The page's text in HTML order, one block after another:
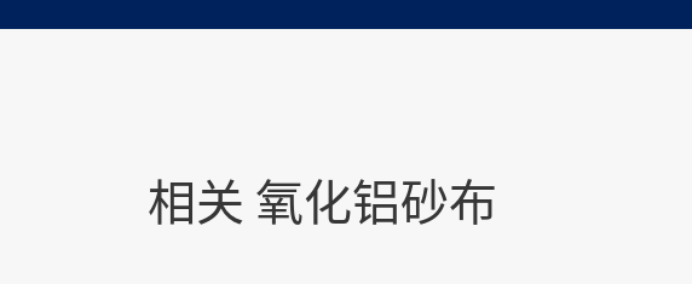
相关 氧化铝砂布